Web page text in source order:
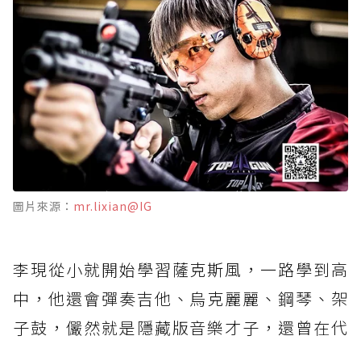
圖片來源： mr.lixian@IG
李現從小就開始學習薩克斯風，一路學到高
中，他還會彈奏吉他、烏克麗麗、鋼琴、架
子鼓，儼然就是隱藏版音樂才子，還曾在代